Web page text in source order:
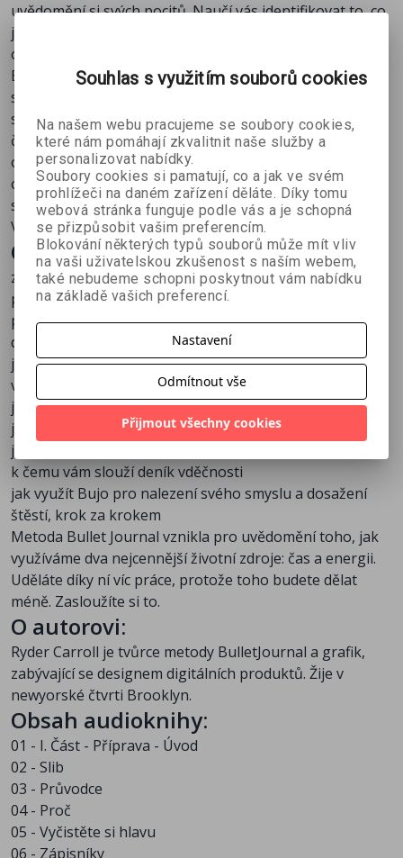
44 – Přizpůsobení
48 - Často kladené otázky
uvědomění si svých pocitů. Naučí vás identifikovat to, co
je důležité a pominout všechno, co smysl nemá,
oddělovat signál od šumu, žít život s vědomím cílů.
BuJo vychází z metodik, které se využívají při vývoji
softwaru, ale vám bude stačit zápisník, tužka,
seznámení se s logickým systémem a stane se vám
čímkoliv: plánovačem, deníkem, kalendářem,
organizátorem, skicákem, záznamníkem pocitů,
odkladačem myšlenek. A stejně jako se vyvíjíte vy, bude
se vyvíjet i funkce a struktura vašeho BulletJournalu.
Váš BuJo může být vším, čím si přejete.
Co se dozvíte
základy metodiky, témata a stránkování, typy
přehledných značek a odrážek
převádět úkoly vpřed i vzad tak, abyste nikdy nic
důležitého neopomenuli
jak psát denní a měsíční přehledy, jak vytvořit rejstřík a
výhledy do budoucnosti
jak vytvářet kolekce při plánování projektů
jak dekonstruovat problémy na zvládnutelné
jednotlivosti
k čemu vám slouží deník vděčnosti
jak využít Bujo pro nalezení svého smyslu a dosažení
štěstí, krok za krokem
Metoda Bullet Journal vznikla pro uvědomění toho, jak
využíváme dva nejcennější životní zdroje: čas a energii.
Uděláte díky ní víc práce, protože toho budete dělat
méně. Zasloužíte si to.
O autorovi:
Ryder Carroll je tvůrce metody BulletJournal a grafik,
zabývající se designem digitálních produktů. Žije v
newyorské čtvrti Brooklyn.
Obsah audioknihy:
01 - I. Část - Příprava - Úvod
02 - Slib
03 - Průvodce
04 - Proč
05 - Vyčistěte si hlavu
06 - Zápisníky
Souhlas s využitím souborů cookies
Na našem webu pracujeme se soubory cookies,
které nám pomáhají zkvalitnit naše služby a
personalizovat nabídky.
Soubory cookies si pamatují, co a jak ve svém
prohlížeči na daném zařízení děláte. Díky tomu
webová stránka funguje podle vás a je schopná
se přizpůsobit vašim preferencím.
Blokování některých typů souborů může mít vliv
na vaši uživatelskou zkušenost s naším webem,
také nebudeme schopni poskytnout vám nabídku
na základě vašich preferencí.
Nastavení
Odmítnout vše
Přijmout všechny cookies